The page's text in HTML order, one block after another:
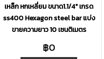
เหล็ก หกเหลี่ยม ขนาด1.1/4" เกรด
ss400 Hexagon steel bar แบ่ง
ขายความยาว 10 เซนติเมตร
฿0